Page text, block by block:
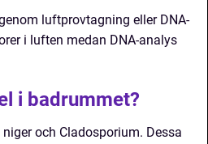
luftprovtagning eller DNA-
i luften medan DNA-analys
i badrummet?
och Cladosporium. Dessa